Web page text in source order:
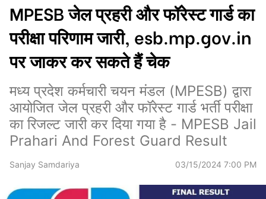
MPESB जेल प्रहरी और फॉरेस्ट गार्ड का
परीक्षा परिणाम जारी, esb.mp.gov.in
पर जाकर कर सकते हैं चेक
मध्य प्रदेश कर्मचारी चयन मंडल (MPESB) द्वारा
आयोजित जेल प्रहरी और फॉरेस्ट गार्ड भर्ती परीक्षा
का रिजल्ट जारी कर दिया गया है - MPESB Jail
Prahari And Forest Guard Result
Sanjay Samdariya 03/15/2024 7:00 PM